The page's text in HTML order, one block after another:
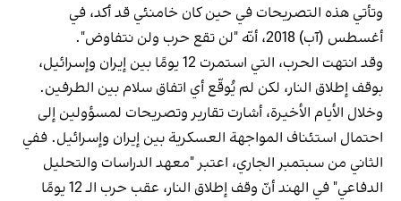
وتأتي هذه التصريحات في حين كان خامنئي قد أكد، في
أغسطس (آب) 2018، أنّه "لن تقع حرب ولن نتفاوض".
وقد انتهت الحرب، التي استمرت 12 يومًا بين إيران وإسرائيل،
بوقف إطلاق النار، لكن لم يُوقّع أي اتفاق سلام بين الطرفين.
وخلال الأيام الأخيرة، أشارت تقارير وتصريحات لمسؤولين إلى
احتمال استئناف المواجهة العسكرية بين إيران وإسرائيل. ففي
الثاني من سبتمبر الجاري، اعتبر "معهد الدراسات والتحليل
الدفاعي" في الهند أنّ وقف إطلاق النار، عقب حرب الـ 12 يومًا